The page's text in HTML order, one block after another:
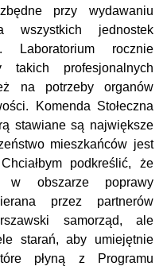
przy wydawaniu
wszystkich jednostek
Laboratorium rocznie
takich profesjonalnych
na potrzeby organów
Komenda Stołeczna
stawiane są największe
mieszkańców jest
podkreślić, że
w obszarze poprawy
przez partnerów
samorząd, ale
starań, aby umiejętnie
płyną z Programu